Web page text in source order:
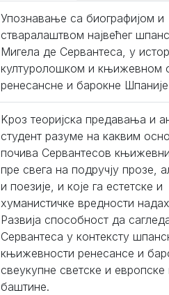
Упознавање са биографијом и
стваралаштвом највећег
Мигела де Сервантеса, у
културолошком и књижевном
ренесансне и барокне
Kроз теоријска предавања и
студент разуме на каквим
почива Сервантесов
пре свега на подручју прозе,
и поезије, и које га естетске и
хуманистичке вредности
Развија способност да
Сервантеса у контексту
књижевности ренесансе и
свеукупне светске и европске
баштине.